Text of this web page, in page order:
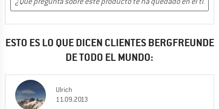
ESTO ES LO QUE DICEN CLIENTES BERGFREUNDE
DE TODO EL MUNDO:
Ulrich
11.09.2013